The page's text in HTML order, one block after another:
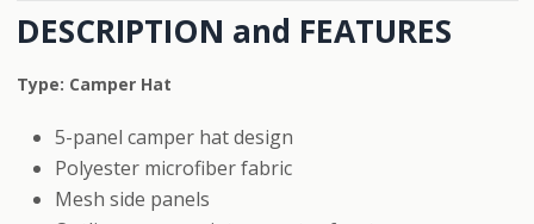
DESCRIPTION and FEATURES
Type: Camper Hat
5-panel camper hat design
Polyester microfiber fabric
Mesh side panels